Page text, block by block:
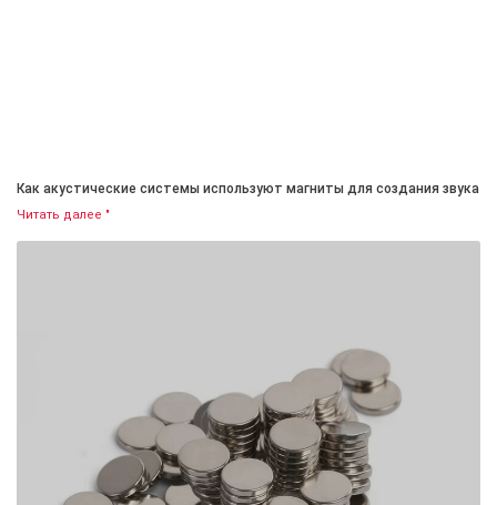
Как акустические системы используют магниты для создания звука
Читать далее "